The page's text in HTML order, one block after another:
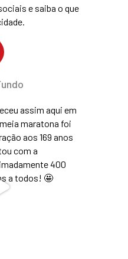
e saiba o que